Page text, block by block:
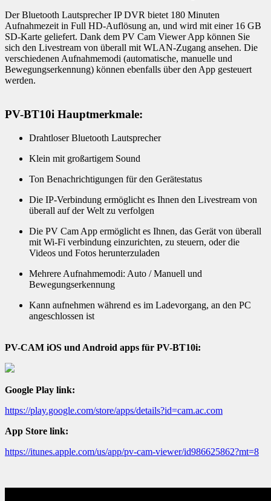
Der Bluetooth Lautsprecher IP DVR bietet 180 Minuten
Aufnahmezeit in Full HD-Auflösung an, und wird mit einer 16 GB
SD-Karte geliefert. Dank dem PV Cam Viewer App können Sie
sich den Livestream von überall mit WLAN-Zugang ansehen. Die
verschiedenen Aufnahmemodi (automatische, manuelle und
Bewegungserkennung) können ebenfalls über den App gesteuert
werden.
PV-BT10i Hauptmerkmale:
Drahtloser Bluetooth Lautsprecher
Klein mit großartigem Sound
Ton Benachrichtigungen für den Gerätestatus
Die IP-Verbindung ermöglicht es Ihnen den Livestream von
überall auf der Welt zu verfolgen
Die PV Cam App ermöglicht es Ihnen, das Gerät von überall
mit Wi-Fi verbindung einzurichten, zu steuern, oder die
Videos und Fotos herunterzuladen
Mehrere Aufnahmemodi: Auto / Manuell und
Bewegungserkennung
Kann aufnehmen während es im Ladevorgang, an den PC
angeschlossen ist
PV-CAM iOS und Android apps für PV-BT10i:
Google Play link:
https://play.google.com/store/apps/details?id=cam.ac.com
App Store link:
https://itunes.apple.com/us/app/pv-cam-viewer/id986625862?mt=8